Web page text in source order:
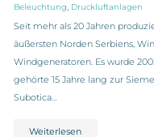
Beleuchtung Druckluftanlagen
Seit mehr als 20 Jahren
äußersten Norden Serbiens,
Windgeneratoren. Es wurde
gehörte 15 Jahre lang zur
Subotica…
Weiterlesen